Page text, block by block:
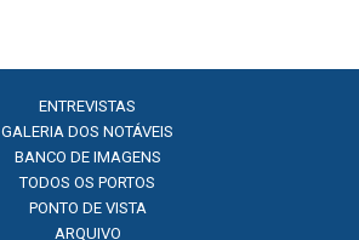
ENTREVISTAS
GALERIA DOS NOTÁVEIS
BANCO DE IMAGENS
TODOS OS PORTOS
PONTO DE VISTA
ARQUIVO